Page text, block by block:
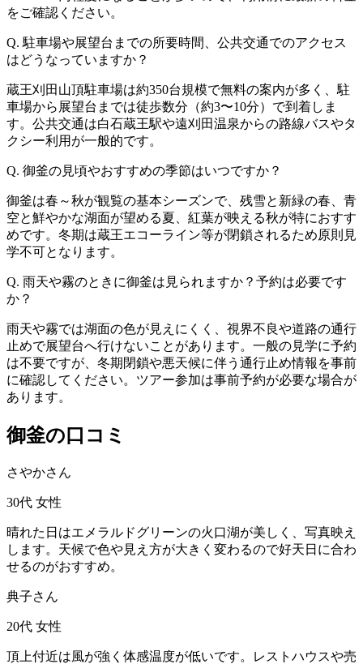
をご確認ください。
Q. 駐車場や展望台までの所要時間、公共交通でのアクセス
はどうなっていますか？
蔵王刈田山頂駐車場は約350台規模で無料の案内が多く、駐
車場から展望台までは徒歩数分（約3〜10分）で到着しま
す。公共交通は白石蔵王駅や遠刈田温泉からの路線バスやタ
クシー利用が一般的です。
Q. 御釜の見頃やおすすめの季節はいつですか？
御釜は春～秋が観覧の基本シーズンで、残雪と新緑の春、青
空と鮮やかな湖面が望める夏、紅葉が映える秋が特におすす
めです。冬期は蔵王エコーライン等が閉鎖されるため原則見
学不可となります。
Q. 雨天や霧のときに御釜は見られますか？予約は必要です
か？
雨天や霧では湖面の色が見えにくく、視界不良や道路の通行
止めで展望台へ行けないことがあります。一般の見学に予約
は不要ですが、冬期閉鎖や悪天候に伴う通行止め情報を事前
に確認してください。ツアー参加は事前予約が必要な場合が
あります。
御釜の口コミ
さやかさん
30代 女性
晴れた日はエメラルドグリーンの火口湖が美しく、写真映え
します。天候で色や見え方が大きく変わるので好天日に合わ
せるのがおすすめ。
典子さん
20代 女性
頂上付近は風が強く体感温度が低いです。レストハウスや売